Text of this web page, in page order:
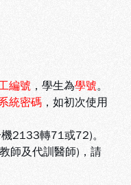
編號 ，學生為學號。
統密碼 ，如初次使用
轉71或72)。
師及代訓醫師)，請